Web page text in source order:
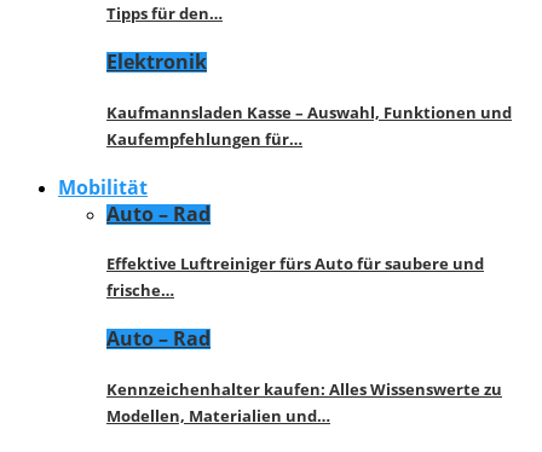
Tipps für den…
Elektronik
Kaufmannsladen Kasse – Auswahl, Funktionen und
Kaufempfehlungen für…
Mobilität
Auto – Rad
Effektive Luftreiniger fürs Auto für saubere und
frische…
Auto – Rad
Kennzeichenhalter kaufen: Alles Wissenswerte zu
Modellen, Materialien und…